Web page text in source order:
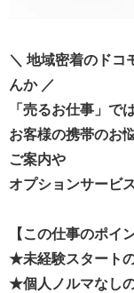
＼ 地域密着のドコ
んか ／
「売るお仕事」で
お客様の携帯のお
ご案内や
オプションサービ
【この仕事のポイ
★未経験スタート
★個人ノルマなし